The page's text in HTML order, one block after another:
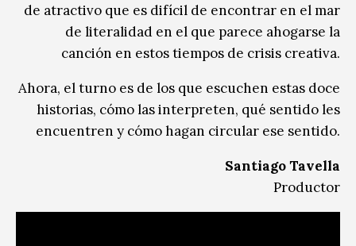
de atractivo que es difícil de encontrar en el mar
de literalidad en el que parece ahogarse la
canción en estos tiempos de crisis creativa.
Ahora, el turno es de los que escuchen estas doce
historias, cómo las interpreten, qué sentido les
encuentren y cómo hagan circular ese sentido.
Santiago Tavella
Productor